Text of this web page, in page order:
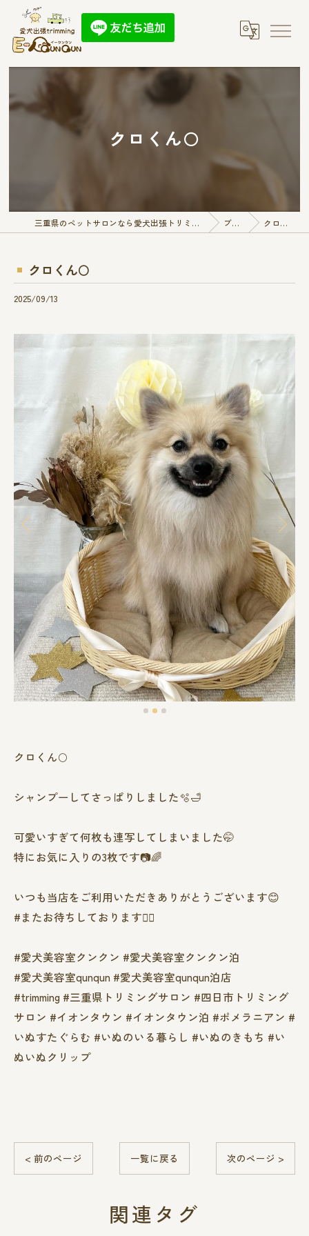
クロくん🌕
三重県のペットサロンなら愛犬出張トリミング E-QunQun ブログ クロくん🌕
クロくん🌕
2025/09/13
クロくん🌕
シャンプーしてさっぱりしました🫧🛁
可愛いすぎて何枚も連写してしまいました🤭
特にお気に入りの3枚です📷🌈
いつも当店をご利用いただきありがとうございます😊
#またお待ちしております❤️‍🔥
#愛犬美容室クンクン #愛犬美容室クンクン泊
#愛犬美容室qunqun #愛犬美容室qunqun泊店
#trimming #三重県トリミングサロン #四日市トリミング
サロン #イオンタウン #イオンタウン泊 #ポメラニアン #
いぬすたぐらむ #いぬのいる暮らし #いぬのきもち #い
ぬいぬクリップ
< 前のページ 一覧に戻る 次のページ >
関連タグ